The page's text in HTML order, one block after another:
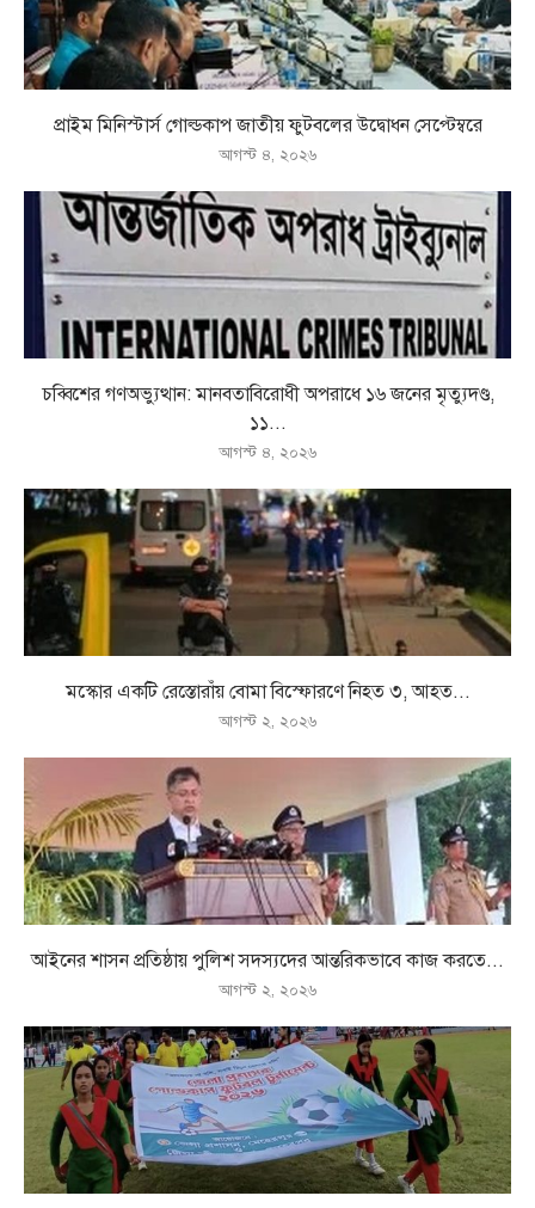
প্রাইম মিনিস্টার্স গোল্ডকাপ জাতীয় ফুটবলের উদ্বোধন সেপ্টেম্বরে
আগস্ট ৪, ২০২৬
চব্বিশের গণঅভ্যুত্থান: মানবতাবিরোধী অপরাধে ১৬ জনের মৃত্যুদণ্ড,
১১...
আগস্ট ৪, ২০২৬
মস্কোর একটি রেস্তোরাঁয় বোমা বিস্ফোরণে নিহত ৩, আহত...
আগস্ট ২, ২০২৬
আইনের শাসন প্রতিষ্ঠায় পুলিশ সদস্যদের আন্তরিকভাবে কাজ করতে...
আগস্ট ২, ২০২৬